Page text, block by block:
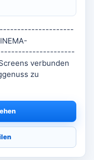
verbunden
zu